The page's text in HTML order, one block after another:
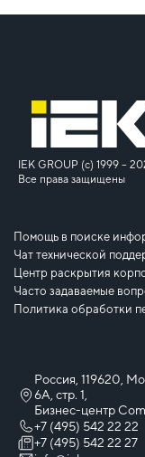
IEK GROUP (c) 1999 –
Все права защищены
Помощь в поиске
Чат технической
Центр раскрытия
Часто задаваемые
Политика обработки
Россия, 119620,
6А, стр. 1,
Бизнес-центр
+7 (495) 542 22 22
+7 (495) 542 22 27